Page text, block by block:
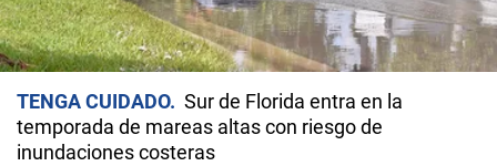
TENGA CUIDADO
Sur de Florida entra en la
temporada de mareas altas con riesgo de
inundaciones costeras